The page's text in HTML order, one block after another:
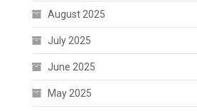
August 2025
July 2025
June 2025
May 2025